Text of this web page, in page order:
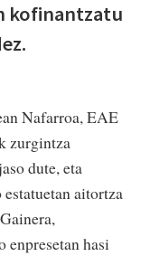
kofinantzatu
Nafarroa, EAE
zurgintza
dute, eta
aitortza
hasi